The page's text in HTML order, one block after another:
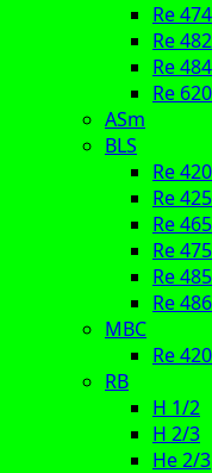
Re 474
Re 482
Re 484
Re
ASm
BLS
Re
Re
Re 465
Re 475
Re 485
Re 486
MBC
Re
RB
H 1/2
H 2/3
He 2/3